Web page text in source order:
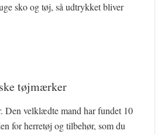
sko og tøj, så udtrykket bliver
tøjmærker
Den velklædte mand har fundet 10
for herretøj og tilbehør, som du